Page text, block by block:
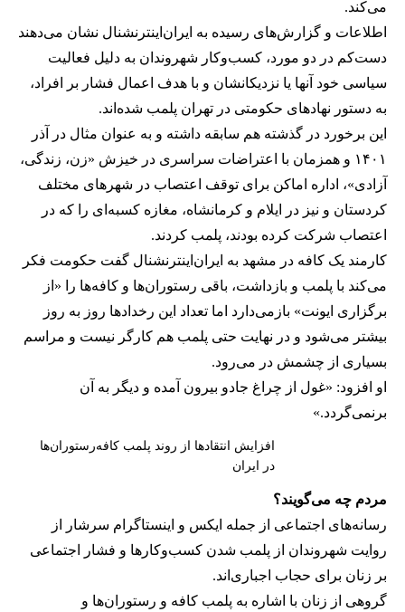
می‌کند.
اطلاعات و گزارش‌های رسیده به ایران‌اینترنشنال نشان می‌دهند
دست‌کم در دو مورد، کسب‌وکار شهروندان به دلیل فعالیت
سیاسی خود آنها یا نزدیکانشان و با هدف اعمال فشار بر افراد،
به دستور نهادهای حکومتی در تهران پلمب شده‌اند.
این برخورد در گذشته هم سابقه داشته و به عنوان مثال در آذر
۱۴۰۱ و همزمان با اعتراضات سراسری در خیزش «زن، زندگی،
آزادی»، اداره اماکن برای توقف اعتصاب در شهرهای مختلف
کردستان و نیز در ایلام و کرمانشاه، مغازه کسبه‌ای را که در
اعتصاب شرکت کرده بودند، پلمب کردند.
کارمند یک کافه در مشهد به ایران‌اینترنشنال گفت حکومت فکر
می‌کند با پلمب و بازداشت، باقی رستوران‌ها و کافه‌ها را «از
برگزاری ایونت» بازمی‌دارد اما تعداد این رخدادها روز به روز
بیشتر می‌شود و در نهایت حتی پلمب هم کارگر نیست و مراسم
بسیاری از چشمش در می‌رود.
او افزود: «غول از چراغ جادو بیرون آمده و دیگر به آن
برنمی‎‌گردد.»
افزایش انتقادها از روند پلمب کافه‌رستوران‌ها
در ایران
مردم چه می‌گویند؟
رسانه‎‌های اجتماعی از جمله ایکس و اینستاگرام سرشار از
روایت شهروندان از پلمب شدن کسب‌وکارها و فشار اجتماعی
بر زنان برای حجاب اجباری‌اند.
گروهی از زنان با اشاره به پلمب کافه و رستوران‌ها و